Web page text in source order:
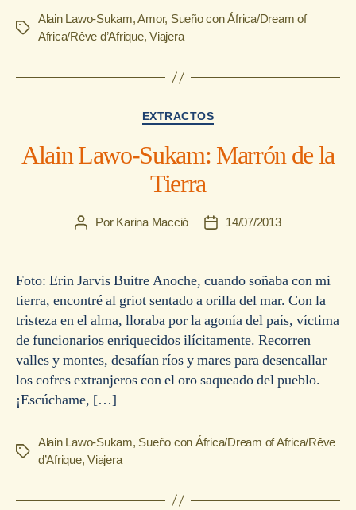
Etiquetas
Alain Lawo-Sukam,Amor, Sueño con África/Dream of
Africa/Rêve d’Afrique,Viajera
Categorías
EXTRACTOS
Alain Lawo-Sukam: Marrón de la
Tierra
Autor
entrada
Por Karina Macció
Fecha
entrada
14/07/2013
Foto: Erin Jarvis Buitre Anoche, cuando soñaba con mi
tierra, encontré al griot sentado a orilla del mar. Con la
tristeza en el alma, lloraba por la agonía del país, víctima
de funcionarios enriquecidos ilícitamente. Recorren
valles y montes, desafían ríos y mares para desencallar
los cofres extranjeros con el oro saqueado del pueblo.
¡Escúchame, […]
Etiquetas
Alain Lawo-Sukam, Sueño con África/Dream of Africa/Rêve
d’Afrique,Viajera